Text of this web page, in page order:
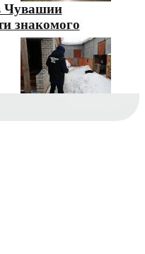
Чувашии
знакомого